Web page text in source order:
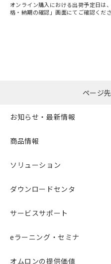
オンライン購入における出荷予定日は
格・納期の確認」画面にてご確認くださ
ページ
お知らせ・最新情報
商品情報
ソリューション
ダウンロードセンタ
サービスサポート
eラーニング・セミナ
オムロンの提供価値